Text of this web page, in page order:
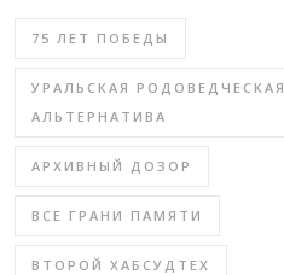
75 ЛЕТ ПОБЕДЫ
УРАЛЬСКАЯ РОДОВЕДЧЕСКАЯ
АЛЬТЕРНАТИВА
АРХИВНЫЙ ДОЗОР
ВСЕ ГРАНИ ПАМЯТИ
ВТОРОЙ ХАБСУДТЕХ